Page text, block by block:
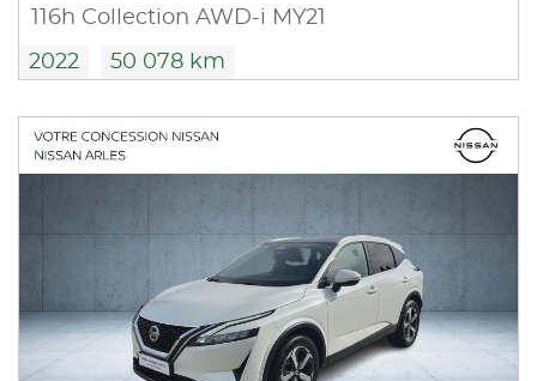
116h Collection AWD-i MY21
2022 50 078 km